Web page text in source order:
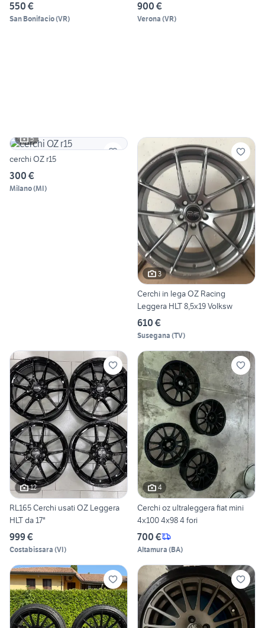
550 €
San Bonifacio(VR)
900 €
Verona (VR)
5
cerchi OZ r15
300 €
Milano(MI)
3
Cerchi in lega OZ Racing
Leggera HLT 8,5x19 Volksw
610 €
Susegana (TV)
12
RL165 Cerchi usati OZ Leggera
HLT da 17"
999 €
Costabissara (VI)
4
Cerchi oz ultraleggera fiat mini
4x100 4x98 4 fori
700 €
Altamura (BA)